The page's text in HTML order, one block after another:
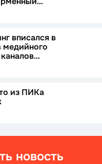
вписался в
медийного
из ПИКа
новость